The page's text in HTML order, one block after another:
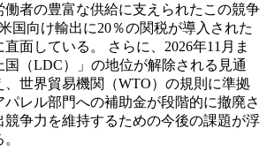
働者の豊富な供給に支えられたこの競争
国向け輸出に20％の関税が導入された
面している。 さらに、2026年11月ま
国（LDC）」の地位が解除される見通
、世界貿易機関（WTO）の規則に準拠
レル部門への補助金が段階的に撤廃さ
競争力を維持するための今後の課題が浮